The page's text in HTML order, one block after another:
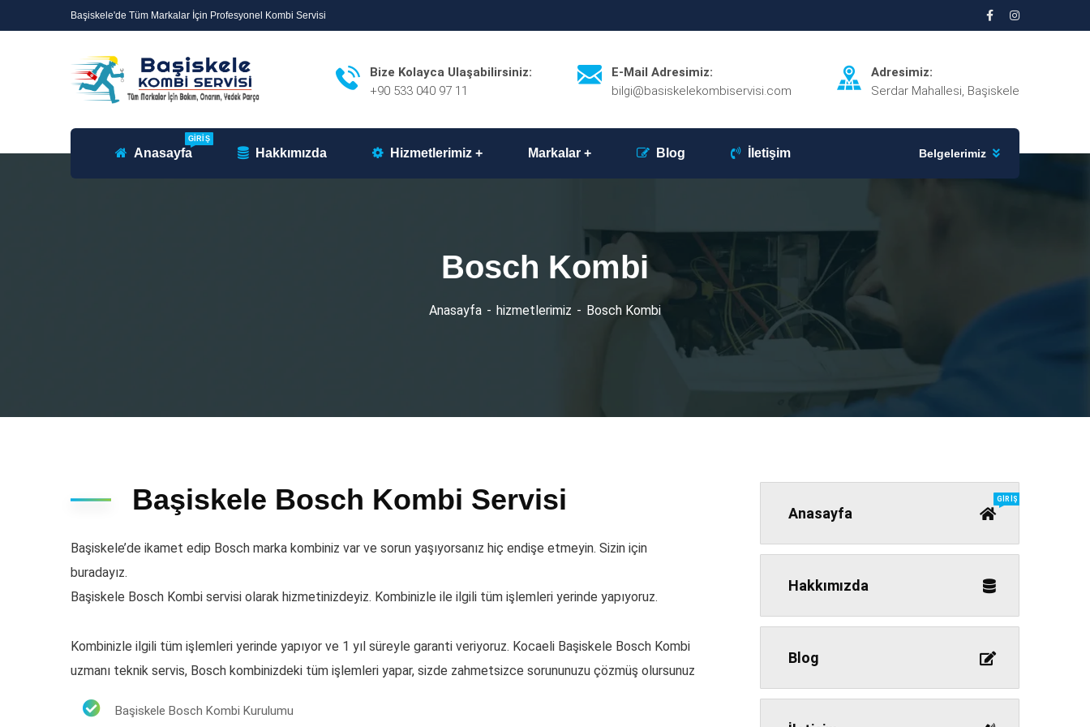
Başiskele'de Tüm Markalar İçin Profesyonel Kombi Servisi
Bize Kolayca Ulaşabilirsiniz:
+90 533 040 97 11
E-Mail Adresimiz:
bilgi@basiskelekombiservisi.com
Adresimiz:
Serdar Mahallesi, Başiskele
Anasayfa
GIRIŞ
Hakkımızda Hizmetlerimiz Markalar Blog İletişim Belgelerimiz
Bosch Kombi
Anasayfa hizmetlerimiz Bosch Kombi
Başiskele Bosch Kombi Servisi
Başiskele’de ikamet edip Bosch marka kombiniz var ve sorun yaşıyorsanız hiç endişe etmeyin. Sizin için
buradayız.
Başiskele Bosch Kombi servisi olarak hizmetinizdeyiz. Kombinizle ile ilgili tüm işlemleri yerinde yapıyoruz.
Kombinizle ilgili tüm işlemleri yerinde yapıyor ve 1 yıl süreyle garanti veriyoruz. Kocaeli Başiskele Bosch Kombi
uzmanı teknik servis, Bosch kombinizdeki tüm işlemleri yapar, sizde zahmetsizce sorununuzu çözmüş olursunuz
Başiskele Bosch Kombi Kurulumu
Anasayfa
GIRIŞ
Hakkımızda
Blog